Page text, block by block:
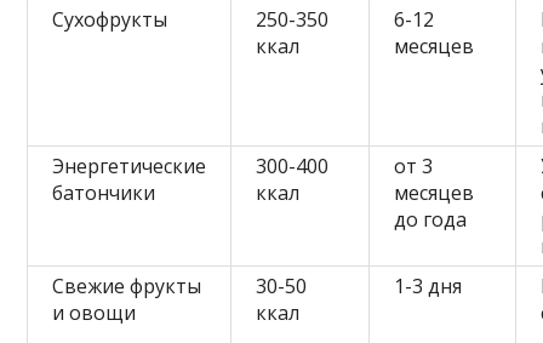
Сухофрукты
250-350
ккал
6-12
месяцев
Энергетические
батончики
300-400
ккал
от 3
месяцев
до года
Свежие фрукты
и овощи
30-50
ккал
1-3 дня